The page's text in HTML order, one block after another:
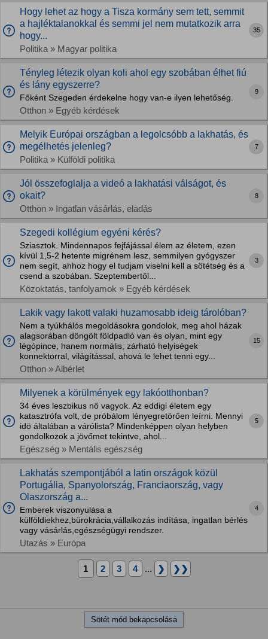
Hogy lehet az hogy a Tisza kormány sem tett, semmit
a hajléktalanokkal és semmi jel nem mutatkozik arra
hogy...
Politika » Magyar politika
35
Tényleg létezik olyan koli ahol egy szobában élhet fiú
és lány egyszerre?
Főként Szegeden érdekelne hogy van-e ilyen lehetőség.
Otthon » Egyéb kérdések
9
Melyik Európai országban a legolcsóbb a lakhatás, és
megélhetés jelenleg?
Politika » Külföldi politika
7
Jól összefoglalja a videó a lakhatási válságot, és
okait?
Otthon » Ingatlan vásárlás, eladás
8
Szegedi kollégium egyéni kérés?
Sziasztok. Mindennapos fejfájással élem az életem, ezen
kívül 1,5-2 hetente migrénem lesz, semmilyen gyógyszer
nem segít, ahhoz hogy el tudjam viselni kell a sötétség és a
csend a szobában. Szeptembertől...
Közoktatás, tanfolyamok » Egyéb kérdések
3
Lakik vagy lakott valaki huzamosabb ideig tárolóban?
Nem a tyúkhálós megoldásokra gondolok, meg ahol házak
alagsorában döngölt földpadló van és olyan, mint egy
légópince, hanem normális, zárható helyiségek
konnektorral, világítással, ahová le lehet tenni egy...
Otthon » Albérlet
15
Milyenek a körülmények egy lakóotthonban?
34 éves leszbikus nő vagyok. Az eddigi életem egy
katasztrófa volt, de próbálom lényegretörően leírni. Mennyi
idö általában a várólista? Mindenképpen olyan helyben
gondolkozok a jövőmet tekintve, ahol...
Egészség » Mentális egészség
5
Lakhatás szempontjából a latin országok közül
Portugália, Spanyolország, Franciaország, vagy
Olaszország a...
Emberek viszonyulása a
külföldiekhez,bürokrácia,vállalkozás indítása, ingatlan bérlés
vagy vásárlás,egészségügyi rendszer.
Utazás » Európa
4
1 2 3 4 ... ❯ ❯❯
Sötét mód bekapcsolása